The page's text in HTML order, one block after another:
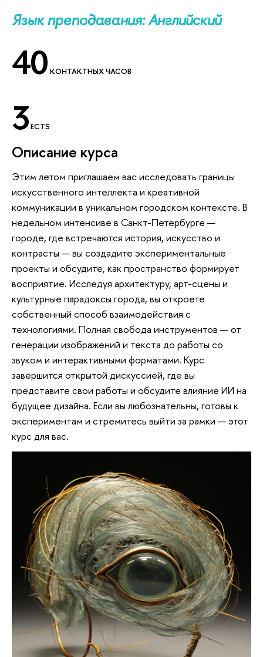
Язык преподавания: Английский
40 КОНТАКТНЫХ ЧАСОВ
3ECTS
Описание курса
Этим летом приглашаем вас исследовать границы
искусственного интеллекта и креативной
коммуникации в уникальном городском контексте. В
недельном интенсиве в Санкт-Петербурге —
городе, где встречаются история, искусство и
контрасты — вы создадите экспериментальные
проекты и обсудите, как пространство формирует
восприятие. Исследуя архитектуру, арт-сцены и
культурные парадоксы города, вы откроете
собственный способ взаимодействия с
технологиями. Полная свобода инструментов — от
генерации изображений и текста до работы со
звуком и интерактивными форматами. Курс
завершится открытой дискуссией, где вы
представите свои работы и обсудите влияние ИИ на
будущее дизайна. Если вы любознательны, готовы к
экспериментам и стремитесь выйти за рамки — этот
курс для вас.